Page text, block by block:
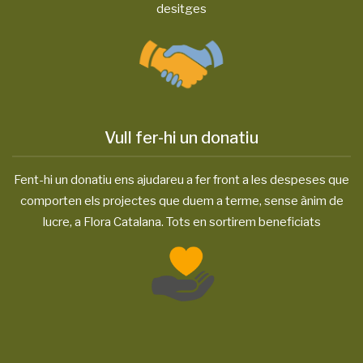
desitges
Vull fer-hi un donatiu
Fent-hi un donatiu ens ajudareu a fer front a les despeses que
comporten els projectes que duem a terme, sense ànim de
lucre, a Flora Catalana. Tots en sortirem beneficiats